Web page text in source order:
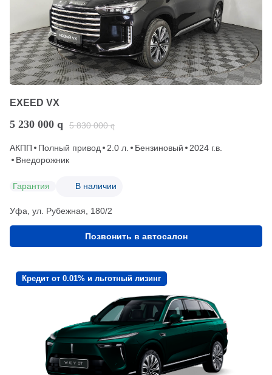
EXEED VX
5 230 000 q 5 830 000 q
АКПП Полный привод 2.0 л. Бензиновый
2024 г.в.
Внедорожник
Гарантия В наличии
Уфа, ул. Рубежная, 180/2
Позвонить в автосалон
Кредит от 0.01% и льготный лизинг